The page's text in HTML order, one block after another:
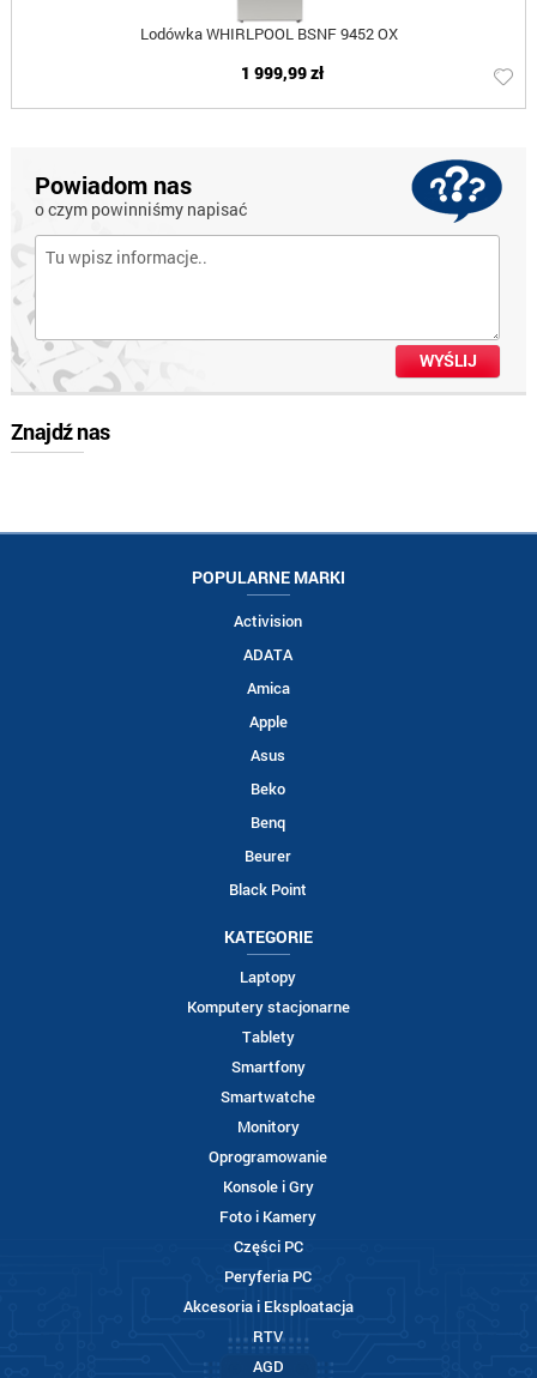
Lodówka WHIRLPOOL BSNF 9452 OX
1 999,99 zł
Powiadom nas
o czym powinniśmy napisać
Znajdź nas
POPULARNE MARKI
Activision
ADATA
Amica
Apple
Asus
Beko
Benq
Beurer
Black Point
KATEGORIE
Laptopy
Komputery stacjonarne
Tablety
Smartfony
Smartwatche
Monitory
Oprogramowanie
Konsole i Gry
Foto i Kamery
Części PC
Peryferia PC
Akcesoria i Eksploatacja
RTV
AGD